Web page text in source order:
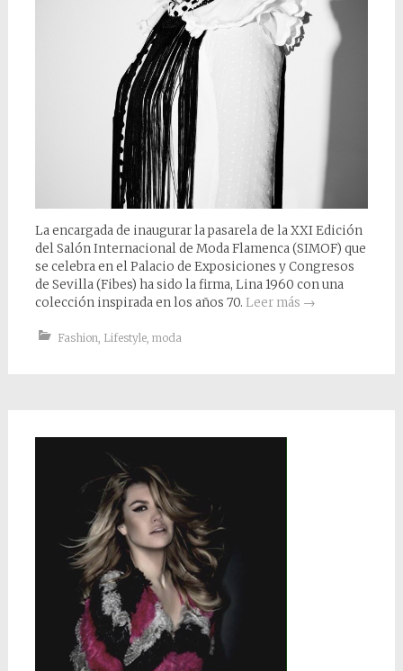
La encargada de inaugurar la pasarela de la XXI Edición
del Salón Internacional de Moda Flamenca (SIMOF) que
se celebra en el Palacio de Exposiciones y Congresos
de Sevilla (Fibes) ha sido la firma, Lina 1960 con una
colección inspirada en los años 70. Leer más →
Fashion Lifestyle, moda